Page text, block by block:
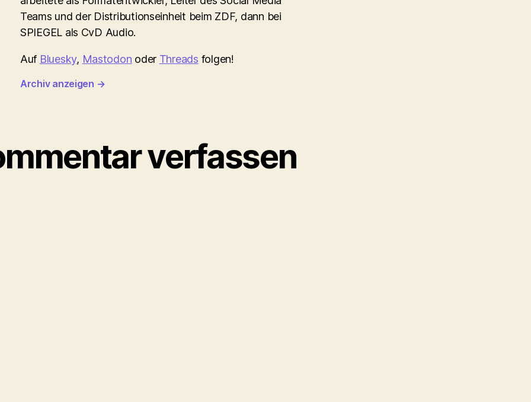
Teams und der Distributionseinheit beim ZDF, dann bei
SPIEGEL als CvD Audio.
Auf Bluesky, Mastodon oder Threads folgen!
Archiv anzeigen →
verfassen